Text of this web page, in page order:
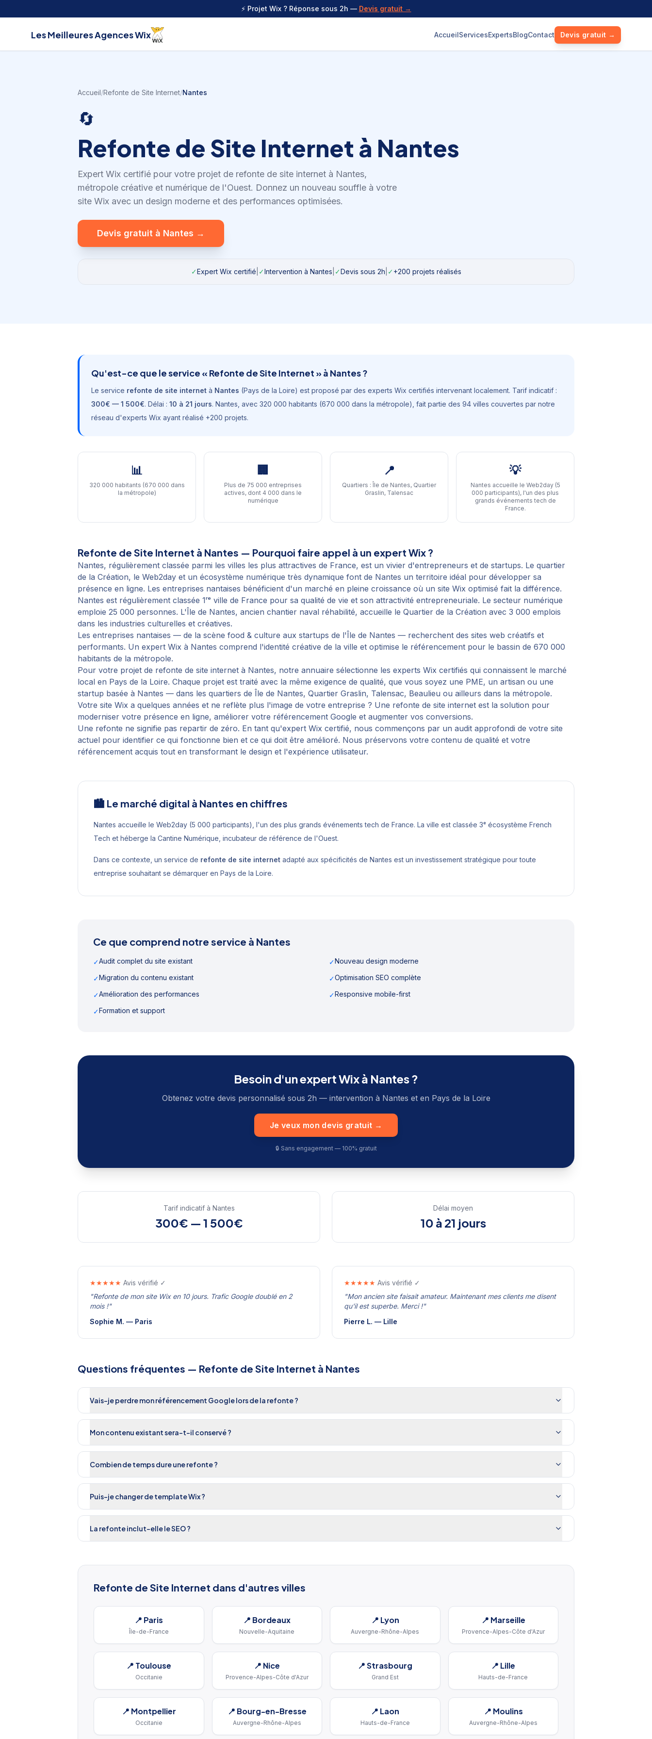
⚡ Projet Wix ? Réponse sous 2h — Devis gratuit →
Les MeilleuresAgences Wix AccueilServicesExpertsBlogContact Devis gratuit →
Accueil/Refonte de Site Internet/Nantes
🔄
Refonte de Site Internet à Nantes
Expert Wix certifié pour votre projet de refonte de site internet à Nantes,
métropole créative et numérique de l'Ouest. Donnez un nouveau souffle à votre
site Wix avec un design moderne et des performances optimisées.
Devis gratuit à Nantes →
✓Expert Wix certifié ✓Intervention à Nantes ✓Devis sous 2h ✓+200 projets réalisés
Qu'est-ce que le service « Refonte de Site Internet » à Nantes?
Le service refonte de site internet à Nantes (Pays de la Loire) est proposé par des experts Wix certifiés intervenant localement. Tarif indicatif :
300€ — 1 500€. Délai : 10 à 21 jours. Nantes , avec 320 000 habitants (670 000 dans la métropole) , fait partie des 94 villes couvertes par notre
réseau d'experts Wix ayant réalisé +200 projets.
📊
320 000 habitants (670 000 dans
la métropole)
🏢
Plus de 75 000 entreprises
actives, dont 4 000 dans le
numérique
📍
Quartiers : Île de Nantes, Quartier
Graslin, Talensac
💡
Nantes accueille le Web2day (5
000 participants), l'un des plus
grands événements tech de
France.
Refonte de Site Internet à Nantes — Pourquoi faire appel à un expert Wix ?
Nantes, régulièrement classée parmi les villes les plus attractives de France, est un vivier d'entrepreneurs et de startups. Le quartier
de la Création, le Web2day et un écosystème numérique très dynamique font de Nantes un territoire idéal pour développer sa
présence en ligne. Les entreprises nantaises bénéficient d'un marché en pleine croissance où un site Wix optimisé fait la différence.
Nantes est régulièrement classée 1ʳᵉ ville de France pour sa qualité de vie et son attractivité entrepreneuriale. Le secteur numérique
emploie 25 000 personnes. L'Île de Nantes, ancien chantier naval réhabilité, accueille le Quartier de la Création avec 3 000 emplois
dans les industries culturelles et créatives.
Les entreprises nantaises — de la scène food & culture aux startups de l'Île de Nantes — recherchent des sites web créatifs et
performants. Un expert Wix à Nantes comprend l'identité créative de la ville et optimise le référencement pour le bassin de 670 000
habitants de la métropole.
Pour votre projet de refonte de site internet à Nantes, notre annuaire sélectionne les experts Wix certifiés qui connaissent le marché
local en Pays de la Loire. Chaque projet est traité avec la même exigence de qualité, que vous soyez une PME, un artisan ou une
startup basée à Nantes — dans les quartiers de Île de Nantes, Quartier Graslin, Talensac, Beaulieu ou ailleurs dans la métropole.
Votre site Wix a quelques années et ne reflète plus l'image de votre entreprise ? Une refonte de site internet est la solution pour
moderniser votre présence en ligne, améliorer votre référencement Google et augmenter vos conversions.
Une refonte ne signifie pas repartir de zéro. En tant qu'expert Wix certifié, nous commençons par un audit approfondi de votre site
actuel pour identifier ce qui fonctionne bien et ce qui doit être amélioré. Nous préservons votre contenu de qualité et votre
référencement acquis tout en transformant le design et l'expérience utilisateur.
🏙️ Le marché digital à Nantes en chiffres
Nantes accueille le Web2day (5 000 participants), l'un des plus grands événements tech de France. La ville est classée 3ᵉ écosystème French
Tech et héberge la Cantine Numérique, incubateur de référence de l'Ouest.
Dans ce contexte, un service de refonte de site internet adapté aux spécificités de Nantes est un investissement stratégique pour toute
entreprise souhaitant se démarquer en Pays de la Loire.
Ce que comprend notre service à Nantes
✓Audit complet du site existant ✓Nouveau design moderne
✓Migration du contenu existant ✓Optimisation SEO complète
✓Amélioration des performances ✓Responsive mobile-first
✓Formation et support
Besoin d'un expert Wix à Nantes?
Obtenez votre devis personnalisé sous 2h — intervention à Nantes et en Pays de la Loire
Je veux mon devis gratuit →
🔒 Sans engagement — 100% gratuit
Tarif indicatif à Nantes
300€ — 1 500€
Délai moyen
10 à 21 jours
★★★★★ Avis vérifié ✓
"Refonte de mon site Wix en 10 jours. Trafic Google doublé en 2
mois !"
Sophie M. — Paris
★★★★★ Avis vérifié ✓
"Mon ancien site faisait amateur. Maintenant mes clients me disent
qu'il est superbe. Merci !"
Pierre L. — Lille
Questions fréquentes — Refonte de Site Internet à Nantes
Vais-je perdre mon référencement Google lors de la refonte ?
Mon contenu existant sera-t-il conservé ?
Combien de temps dure une refonte ?
Puis-je changer de template Wix ?
La refonte inclut-elle le SEO ?
Refonte de Site Internet dans d'autres villes
📍 Paris
Île-de-France
📍 Bordeaux
Nouvelle-Aquitaine
📍 Lyon
Auvergne-Rhône-Alpes
📍 Marseille
Provence-Alpes-Côte d'Azur
📍 Toulouse
Occitanie
📍 Nice
Provence-Alpes-Côte d'Azur
📍Strasbourg
Grand Est
📍 Lille
Hauts-de-France
📍 Montpellier
Occitanie
📍 Bourg-en-Bresse
Auvergne-Rhône-Alpes
📍 Laon
Hauts-de-France
📍 Moulins
Auvergne-Rhône-Alpes